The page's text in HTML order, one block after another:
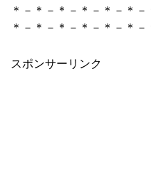
＊－＊－＊－＊－＊－＊
＊－＊－＊－＊－＊－＊－
スポンサーリンク